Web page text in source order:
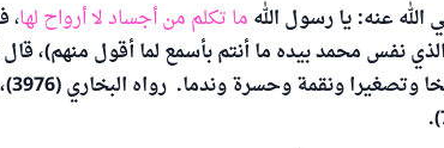
عنه: يا رسول الله ما تكلم من أجساد لا أرواح لها،
نفس محمد بيده ما أنتم بأسمع لما أقول منهم)،
أحياهم